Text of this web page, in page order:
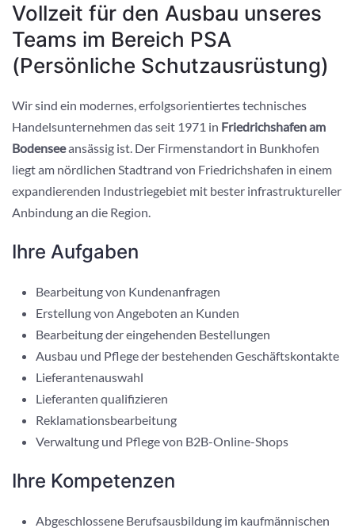
Vollzeit für den Ausbau unseres
Teams im Bereich PSA
(Persönliche Schutzausrüstung)
Wir sind ein modernes, erfolgsorientiertes technisches
Handelsunternehmen das seit 1971 in Friedrichshafen am
Bodenseeansässig ist. Der Firmenstandort in Bunkhofen
liegt am nördlichen Stadtrand von Friedrichshafen in einem
expandierenden Industriegebiet mit bester infrastruktureller
Anbindung an die Region.
Ihre Aufgaben
Bearbeitung von Kundenanfragen
Erstellung von Angeboten an Kunden
Bearbeitung der eingehenden Bestellungen
Ausbau und Pflege der bestehenden Geschäftskontakte
Lieferantenauswahl
Lieferanten qualifizieren
Reklamationsbearbeitung
Verwaltung und Pflege von B2B-Online-Shops
Ihre Kompetenzen
Abgeschlossene Berufsausbildung im kaufmännischen